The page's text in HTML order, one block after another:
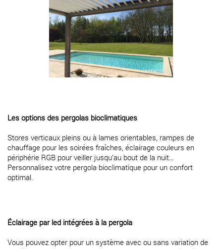
Les options des pergolas bioclimatiques
Stores verticaux pleins ou à lames orientables, rampes de
chauffage pour les soirées fraîches, éclairage couleurs en
périphérie RGB pour veiller jusqu’au bout de la nuit…
Personnalisez votre pergola bioclimatique pour un confort
optimal.
Éclairage par led intégrées à la pergola
Vous pouvez opter pour un système avec ou sans variation de